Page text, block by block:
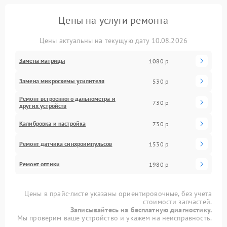
Цены на услуги ремонта
Цены актуальны на текущую дату 10.08.2026
Замена матрицы 1080 р
Замена микросхемы усилителя 530 р
Ремонт встроенного дальнометра и
других устройств
730 р
Калибровка и настройка 730 р
Ремонт датчика синхроимпульсов 1530 р
Ремонт оптики 1980 р
Цены в прайс-листе указаны ориентировочные, без учета
стоимости запчастей.
Записывайтесь на бесплатную диагностику.
Мы проверим ваше устройство и укажем на неисправность.